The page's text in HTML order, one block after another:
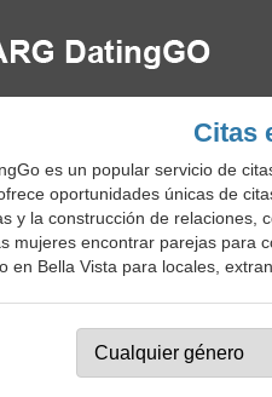
Citas
es un popular servicio de
oportunidades únicas de
y la construcción de relaciones,
mujeres encontrar parejas para
en Bella Vista para locales,